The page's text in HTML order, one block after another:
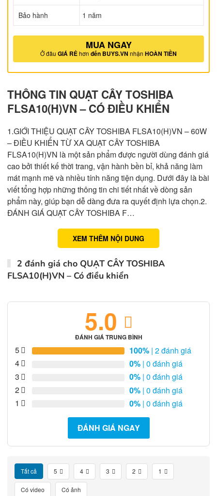
Bảo hành 1 năm
MUA NGAY
Ở đâu GIÁ RẺhơn đến BUYS.VN nhận HOÀN TIỀN
THÔNG TIN QUẠT CÂY TOSHIBA
FLSA10(H)VN – CÓ ĐIỀU KHIỂN
1.GIỚI THIỆU QUẠT CÂY TOSHIBA FLSA10(H)VN – 60W
– ĐIỀU KHIỂN TỪ XA QUẠT CÂY TOSHIBA
FLSA10(H)VN là một sản phẩm được người dùng đánh giá
cao bởi thiết kế thời trang, vận hành bền bỉ, khả năng làm
mát mạnh mẽ và nhiều tính năng tiện dụng. Dưới đây là bài
viết tổng hợp những thông tin chi tiết nhất về dòng sản
phẩm này, giúp bạn dễ dàng đưa ra quyết định lựa chọn.2.
ĐÁNH GIÁ QUẠT CÂY TOSHIBA F…
XEM THÊM NỘI DUNG
2 đánh giá cho QUẠT CÂY TOSHIBA
FLSA10(H)VN – Có điều khiển
5.0
ĐÁNH GIÁ TRUNG BÌNH
5 100% | 2 đánh giá
4
0% | 0 đánh giá
3
0% | 0 đánh giá
2
0% | 0 đánh giá
1
0% | 0 đánh giá
ĐÁNH GIÁ NGAY
Tất cả 5 4 3 2 1
Có video Có ảnh